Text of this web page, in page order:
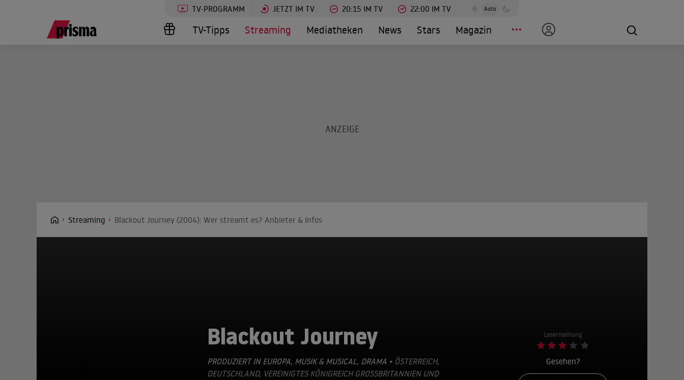
TV-PROGRAMM JETZT IM TV 20:15 IM TV 22:00 IM TV Auto
TV-Tipps Streaming Mediatheken News Stars Magazin
Streaming Blackout Journey (2004): Wer streamt es? Anbieter & Infos
Blackout Journey
PRODUZIERT IN EUROPA, MUSIK & MUSICAL, DRAMA • ÖSTERREICH,
DEUTSCHLAND, VEREINIGTES KÖNIGREICH GROSSBRITANNIEN UND N
Lesermeinung
Gesehen?